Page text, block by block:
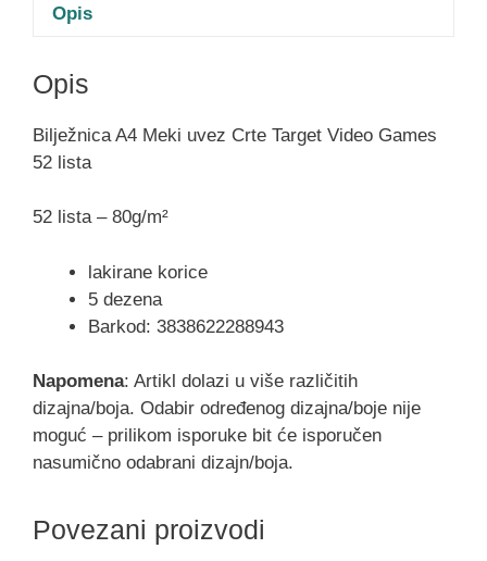
Opis
Opis
Bilježnica A4 Meki uvez Crte Target Video Games
52 lista
52 lista – 80g/m²
lakirane korice
5 dezena
Barkod: 3838622288943
Napomena: Artikl dolazi u više različitih
dizajna/boja. Odabir određenog dizajna/boje nije
moguć – prilikom isporuke bit će isporučen
nasumično odabrani dizajn/boja.
Povezani proizvodi